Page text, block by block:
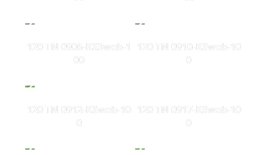
120 TN 0906-KS3web-1
00
120 TN 0910-KSweb-10
0
120 TN 0912-KSweb-10
0
120 TN 0917-KSweb-10
0